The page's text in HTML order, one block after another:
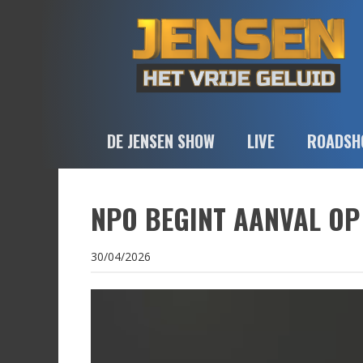
DE JENSEN SHOW LIVE
NPO BEGINT AANVAL
30/04/2026